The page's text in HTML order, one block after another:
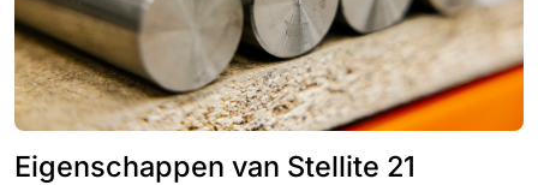
Eigenschappen van Stellite 21